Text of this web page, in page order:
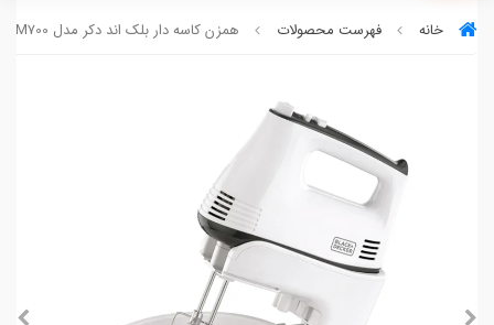
خانه فهرست محصولات همزن کاسه دار بلک اند دکر مدل M700